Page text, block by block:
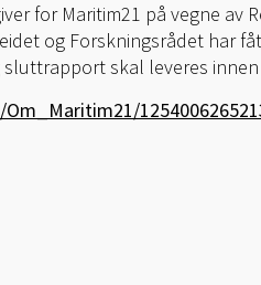
for Maritim21 på vegne av
og Forskningsrådet har
skal leveres